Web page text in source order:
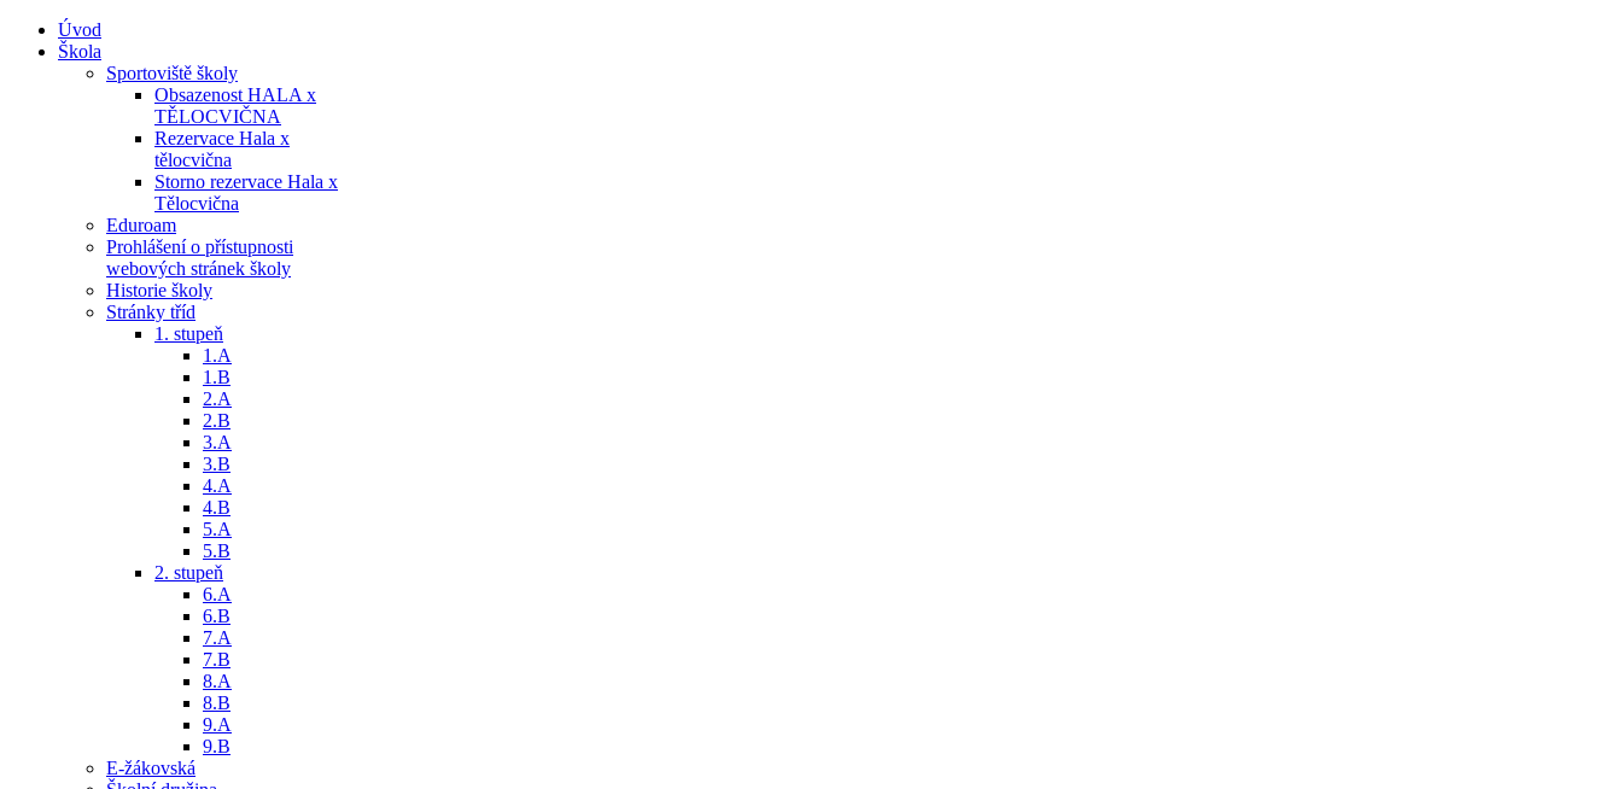
Úvod
Škola
Sportoviště školy
Obsazenost HALA x
TĚLOCVIČNA
Rezervace Hala x
tělocvična
Storno rezervace Hala x
Tělocvična
Eduroam
Prohlášení o přístupnosti
webových stránek školy
Historie školy
Stránky tříd
1. stupeň
1.A
1.B
2.A
2.B
3.A
3.B
4.A
4.B
5.A
5.B
2. stupeň
6.A
6.B
7.A
7.B
8.A
8.B
9.A
9.B
E-žákovská